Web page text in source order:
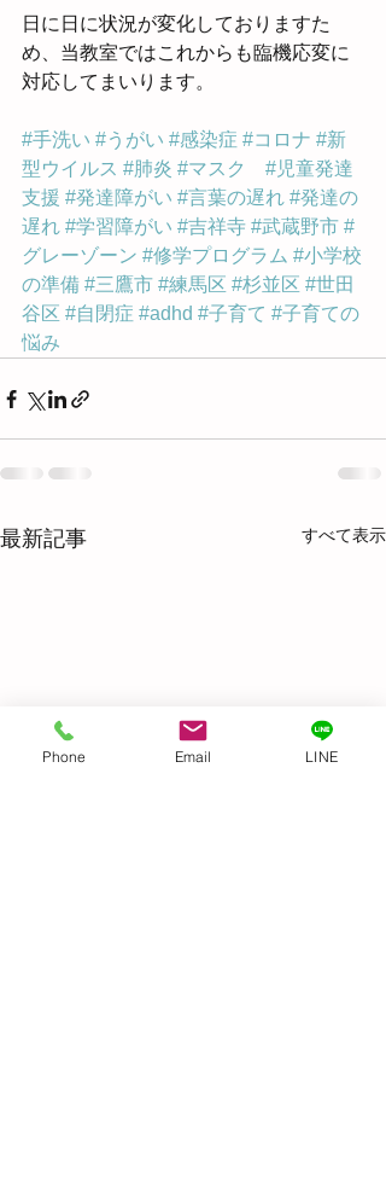
日に日に状況が変化しておりますた
め、当教室ではこれからも臨機応変に
対応してまいります。
#手洗い #うがい #感染症 #コロナ #新
型ウイルス #肺炎 #マスク
#児童発達
支援 #発達障がい #言葉の遅れ #発達の
遅れ #学習障がい #吉祥寺 #武蔵野市 #
グレーゾーン #修学プログラム #小学校
の準備 #三鷹市 #練馬区 #杉並区 #世田
谷区 #自閉症 #adhd #子育て #子育ての
悩み
最新記事 すべて表示
Phone Email LINE